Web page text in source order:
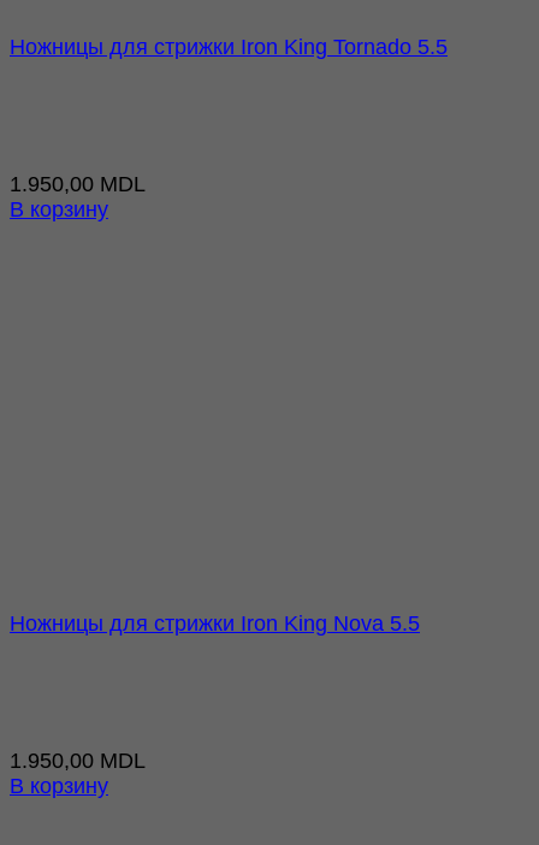
Ножницы для стрижки Iron King Tornado 5.5
1.950,00 MDL
В корзину
Ножницы для стрижки Iron King Nova 5.5
1.950,00 MDL
В корзину